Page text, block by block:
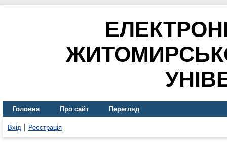
Головна Про сайт Перегляд
Вхід Реєстрація